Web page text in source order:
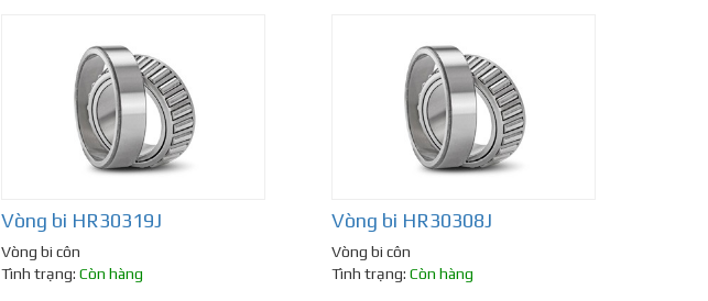
Vòng bi HR30319J
Vòng bi côn
Tình trạng: Còn hàng
Vòng bi HR30308J
Vòng bi côn
Tình trạng: Còn hàng